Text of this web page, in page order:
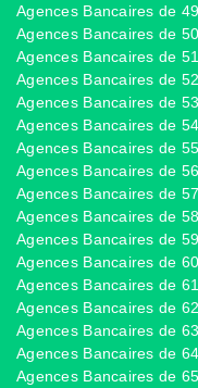
Agences Bancaires de
Agences Bancaires de
Agences Bancaires de
Agences Bancaires de
Agences Bancaires de
Agences Bancaires de
Agences Bancaires de
Agences Bancaires de
Agences Bancaires de
Agences Bancaires de
Agences Bancaires de
Agences Bancaires de
Agences Bancaires de
Agences Bancaires de
Agences Bancaires de
Agences Bancaires de
Agences Bancaires de